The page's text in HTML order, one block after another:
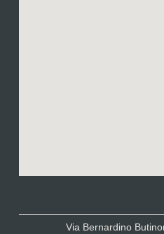
Via Bernardino